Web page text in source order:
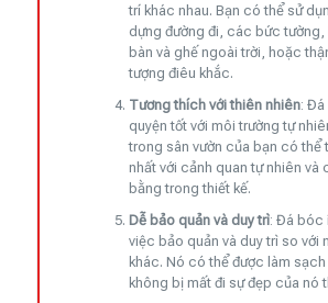
trí khác nhau. Bạn có thể sử
dựng đường đi, các bức tường,
bàn và ghế ngoài trời, hoặc
tượng điêu khắc.
Tương thích với thiên nhiên:
quyện tốt với môi trường tự
trong sân vườn của bạn có thể
nhất với cảnh quan tự nhiên và
bằng trong thiết kế.
Dễ bảo quản và duy trì: Đá bóc
việc bảo quản và duy trì so với
khác. Nó có thể được làm
không bị mất đi sự đẹp của nó